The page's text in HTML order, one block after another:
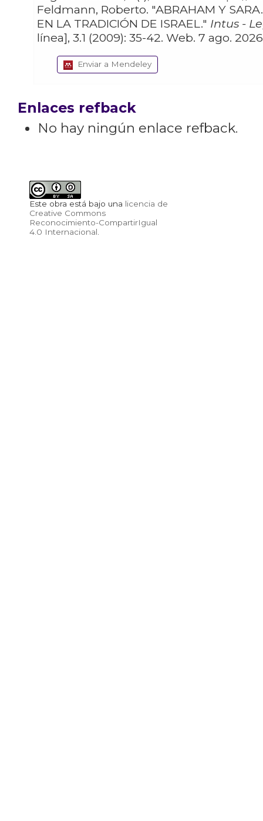
Feldmann, Roberto. "ABRAHAM Y SARA. SUS ARQUETIPOS
EN LA TRADICIÓN DE ISRAEL." Intus -
línea], 3.1 (2009): 35-42. Web. 7 ago. 2026
Enviar a Mendeley
Enlaces refback
No hay ningún enlace refback.
Este obra está bajo una licencia de
Creative Commons
Reconocimiento-CompartirIgual
4.0 Internacional